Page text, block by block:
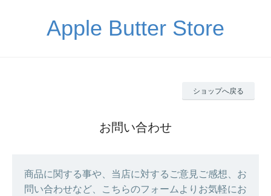
Apple Butter Store
ショップへ戻る
お問い合わせ
商品に関する事や、当店に対するご意見ご感想、お
問い合わせなど、こちらのフォームよりお気軽にお